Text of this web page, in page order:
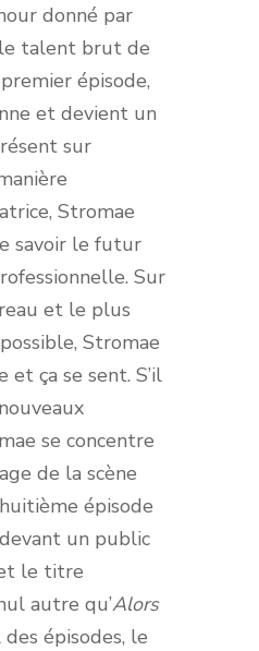
donné par
talent brut de
épisode,
et devient un
sur
Stromae
savoir le futur
Sur
et le plus
Stromae
et ça se sent. S’il
se concentre
de la scène
épisode
un public
le titre
autre qu’Alors
épisodes, le